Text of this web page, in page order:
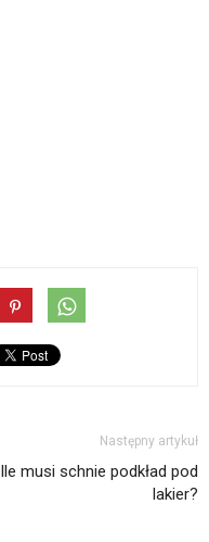
Następny artykuł
Ile musi schnie podkład pod
lakier?